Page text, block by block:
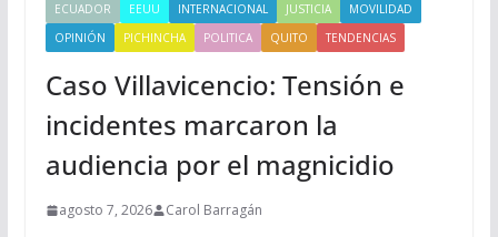
ECUADOR EEUU INTERNACIONAL JUSTICIA
MOVILIDAD
OPINIÓN
PICHINCHA POLITICA QUITO TENDENCIAS
Caso Villavicencio: Tensión e
incidentes marcaron la
audiencia por el magnicidio
agosto 7, 2026 Carol Barragán